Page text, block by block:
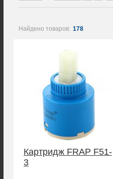
Найдено товаров: 178
Картридж FRAP F51-
3